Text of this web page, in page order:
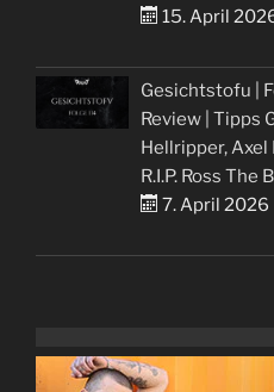
15. April
Gesichtstofu |
Review | Tipps
Hellripper, Axel
R.I.P. Ross The
7. April 2026